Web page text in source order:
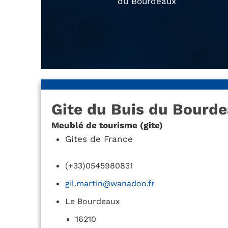
Gite du Buis du
Meublé de tourisme (gite)
Gites de France
(+33)0545980831
gil.martin@wanadoo.fr
Le Bourdeaux
16210